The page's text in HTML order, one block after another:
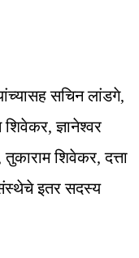
सचिन लांडगे,
ज्ञानेश्वर
शिवेकर, दत्ता
इतर सदस्य